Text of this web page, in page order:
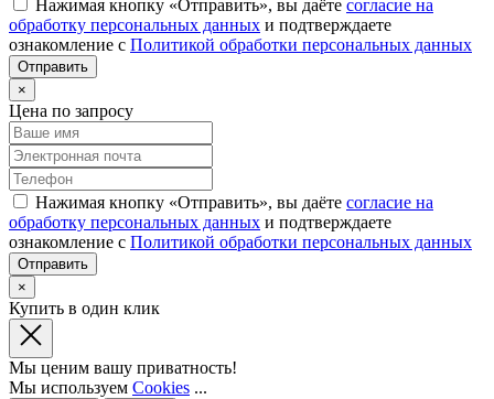
Нажимая кнопку «Отправить», вы даёте согласие на
обработку персональных данных и подтверждаете
ознакомление с Политикой обработки персональных данных
×
Цена по запросу
Нажимая кнопку «Отправить», вы даёте согласие на
обработку персональных данных и подтверждаете
ознакомление с Политикой обработки персональных данных
×
Купить в один клик
Мы ценим вашу приватность!
Мы используем Cookies ...